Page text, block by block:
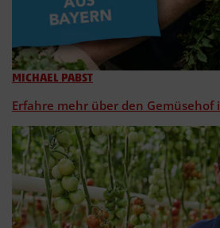
MICHAEL PABST
Erfahre mehr über den Gemüsehof